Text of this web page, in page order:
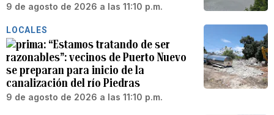
9 de agosto de 2026 a las 11:10 p.m.
LOCALES
“Estamos tratando de ser
razonables”: vecinos de Puerto Nuevo
se preparan para inicio de la
canalización del río Piedras
9 de agosto de 2026 a las 11:10 p.m.